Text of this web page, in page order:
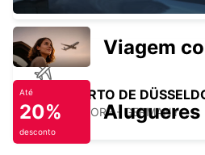
AEROPORTO DE
DUESSELDORF - GERMANY
Viagem
Até
20%
desconto